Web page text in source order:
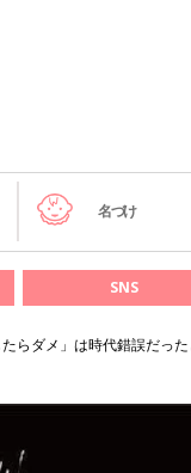
名づけ
SNS
たらダメ」は時代錯誤だっ